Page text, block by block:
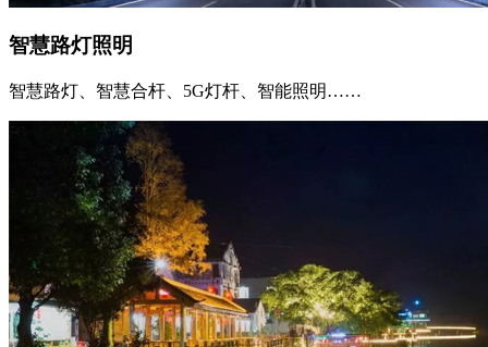
智慧路灯照明
智慧路灯、智慧合杆、5G灯杆、智能照明……